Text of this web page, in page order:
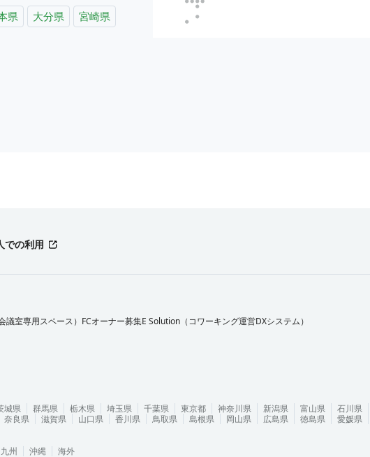
県 大分県
宮崎県
での利用
議室専用スペース）FCオーナー募集E Solution（コワーキング運営DXシステム）
城県 群馬県 栃木県 埼玉県 千葉県 東京都 神奈川県 新潟県 富山県 石川県
奈良県 滋賀県 山口県 香川県 鳥取県 島根県 岡山県 広島県 徳島県 愛媛県
九州 沖縄 海外